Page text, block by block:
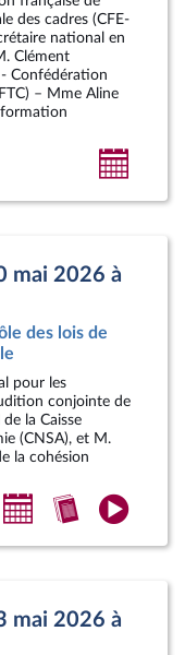
des cadres (CFE-
national en
Clément
Confédération
– Mme Aline
au
mai 2026 à
des lois de
pour les
conjointe de
la Caisse
(CNSA), et M.
la cohésion
Ajouter
au
Accéder
au
mai 2026 à